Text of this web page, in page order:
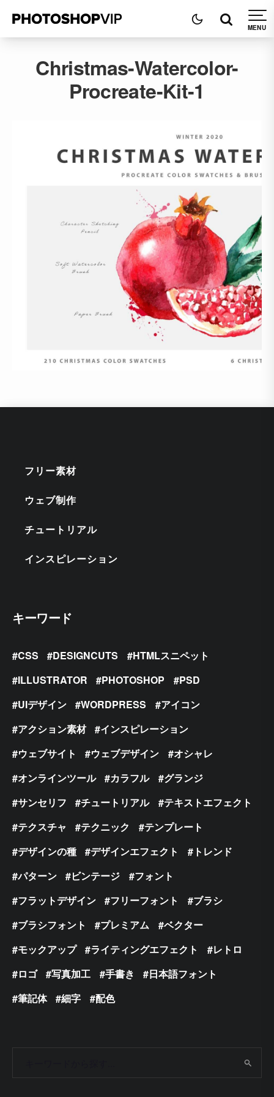
Christmas-Watercolor-
Procreate-Kit-1
フリー素材
ウェブ制作
チュートリアル
インスピレーション
キーワード
CSS DESIGNCUTS
HTMLスニペット
ILLUSTRATOR
PHOTOSHOP
PSD
UIデザイン
WORDPRESS
アイコン
アクション素材
インスピレーション
ウェブサイト
ウェブデザイン
オシャレ
オンラインツール
カラフル
グランジ
サンセリフ
チュートリアル
テキストエフェクト
テクスチャ
テクニック
テンプレート
デザインの種
デザインエフェクト
トレンド
パターン
ビンテージ
フォント
フラットデザイン
フリーフォント
ブラシ
ブラシフォント
プレミアム
ベクター
モックアップ
ライティングエフェクト
レトロ
ロゴ
写真加工 手書き
日本語フォント
筆記体
細字 配色